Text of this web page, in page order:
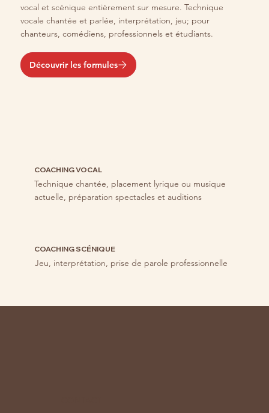
vocal et scénique entièrement sur mesure. Technique
vocale chantée et parlée, interprétation, jeu; pour
chanteurs, comédiens, professionnels et étudiants.
Découvrir les formules
COACHING VOCAL
Technique chantée, placement lyrique ou musique
actuelle, préparation spectacles et auditions
COACHING SCÉNIQUE
Jeu, interprétation, prise de parole professionnelle